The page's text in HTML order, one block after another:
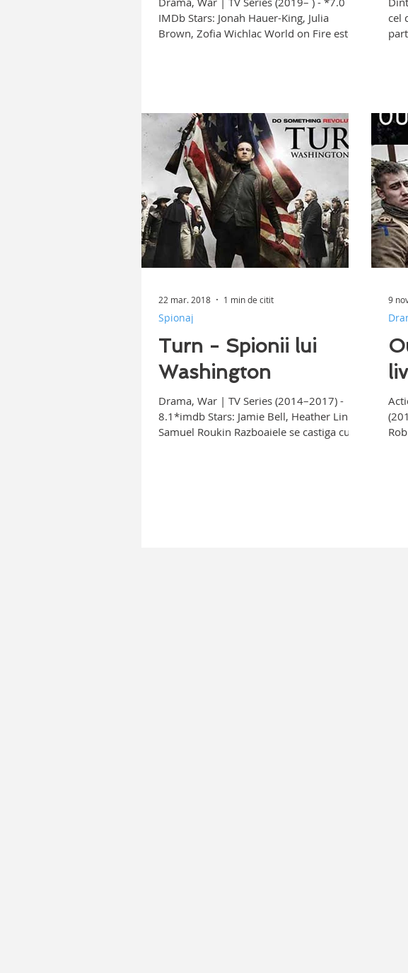
IMDb Stars: Jonah Hauer-King, Julia
Brown, Zofia Wichlac World on Fire este
cel
Turn - Spionii lui
Washington
Drama, War | TV Series (2014–2017) -
8.1*imdb Stars: Jamie Bell, Heather Lind,
Samuel Roukin Razboaiele se castiga cu
Spionaj
22 mar. 2018 1 min de citit 9